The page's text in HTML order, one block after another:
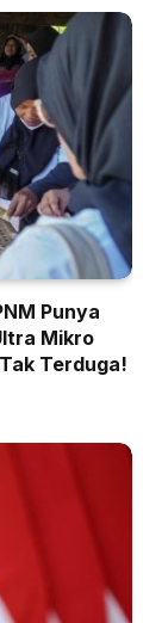
Punya
Mikro
Terduga!